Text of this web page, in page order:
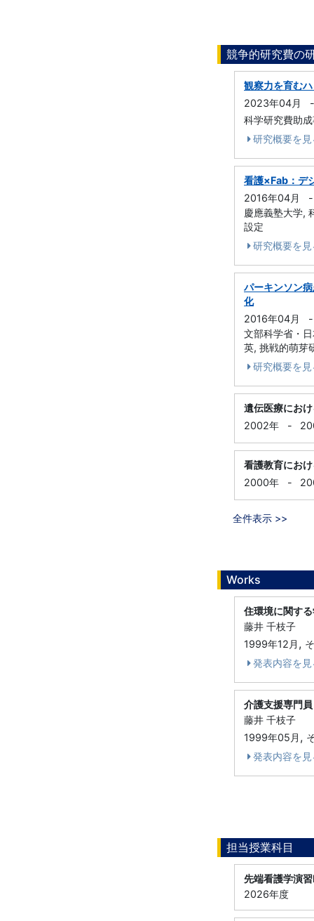
競争的研究費の
観察力を育む
2023年04月
-
科学研究費助
研究概要を見
看護×Fab：デ
2016年04月
-
慶應義塾大学,
設定
研究概要を見
パーキンソン
化
2016年04月
-
文部科学省・
英, 挑戦的萌芽
研究概要を見
遺伝医療にお
2002年
-
看護教育にお
2000年
-
全件表示 >>
Works
住環境に関す
藤井 千枝子
1999年12月 ,
発表内容を見
介護支援専門員
藤井 千枝子
1999年05月 ,
発表内容を見
担当授業科目
先端看護学演習
2026年度